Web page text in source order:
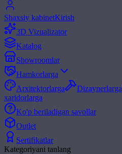
Shaxsiy kabinetKirish
3D Vizualizator
Katalog
Showroomlar
Hamkorlarga
Arxitektorlarga
Dizaynerlarga
xaridorlarga
Ko'p beriladigan savollar
Outlet
Sertifikatlar
Kategoriyani tanlang